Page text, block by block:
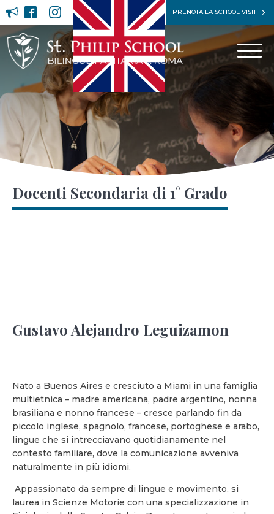
PRENOTA LA SCHOOL VISIT
Docenti Secondaria di 1° Grado
Gustavo Alejandro Leguizamon
Nato a Buenos Aires e cresciuto a Miami in una famiglia
multietnica – madre americana, padre argentino, nonna
brasiliana e nonno francese – cresce parlando fin da
piccolo inglese, spagnolo, francese, portoghese e arabo,
lingue che si intrecciavano quotidianamente nel
contesto familiare, dove la comunicazione avveniva
naturalmente in più idiomi.
Appassionato da sempre di lingue e movimento, si
laurea in Scienze Motorie con una specializzazione in